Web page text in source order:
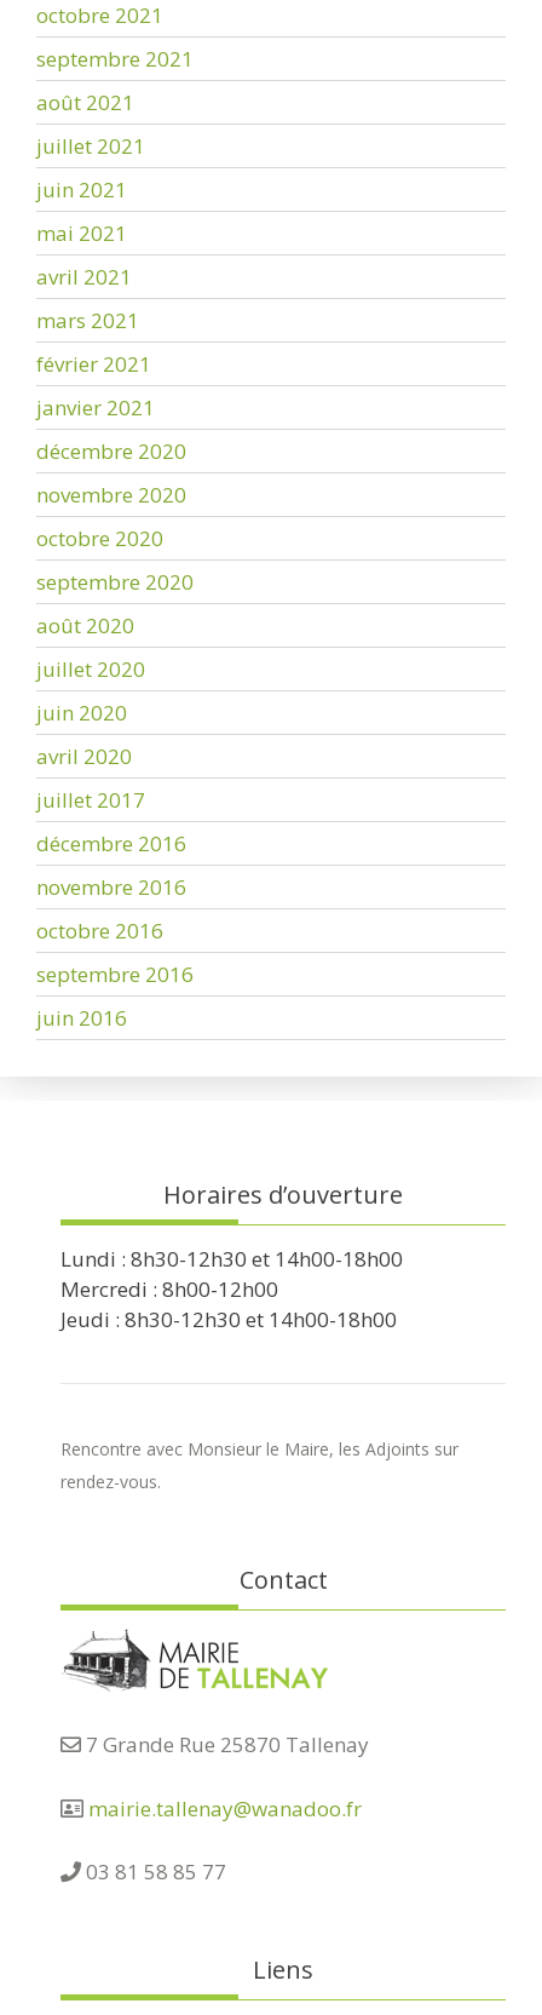
octobre 2021
septembre 2021
août 2021
juillet 2021
juin 2021
mai 2021
avril 2021
mars 2021
février 2021
janvier 2021
décembre 2020
novembre 2020
octobre 2020
septembre 2020
août 2020
juillet 2020
juin 2020
avril 2020
juillet 2017
décembre 2016
novembre 2016
octobre 2016
septembre 2016
juin 2016
Horaires d’ouverture
Lundi : 8h30-12h30 et 14h00-18h00
Mercredi : 8h00-12h00
Jeudi : 8h30-12h30 et 14h00-18h00
Rencontre avec Monsieur le Maire, les Adjoints sur
rendez-vous.
Contact
7 Grande Rue 25870 Tallenay
mairie.tallenay@wanadoo.fr
03 81 58 85 77
Liens